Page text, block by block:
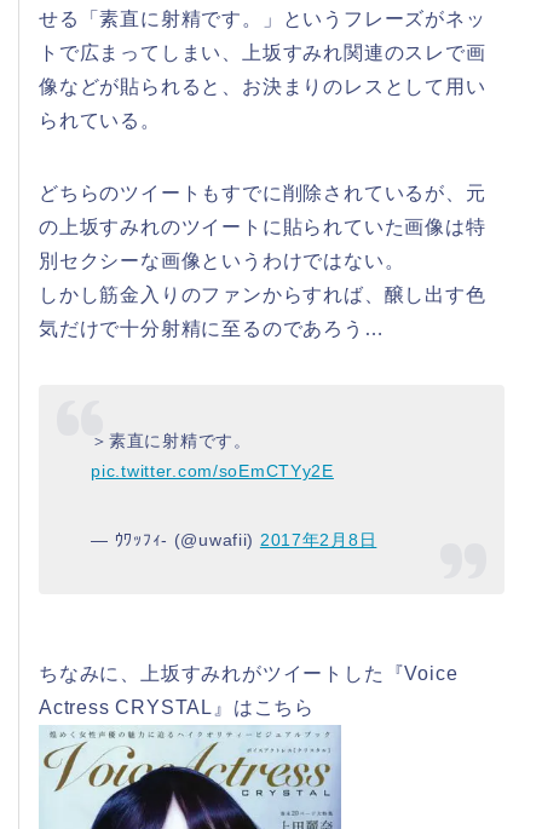
せる「素直に射精です。」というフレーズがネッ
トで広まってしまい、上坂すみれ関連のスレで画
像などが貼られると、お決まりのレスとして用い
られている。
どちらのツイートもすでに削除されているが、元
の上坂すみれのツイートに貼られていた画像は特
別セクシーな画像というわけではない。
しかし筋金入りのファンからすれば、醸し出す色
気だけで十分射精に至るのであろう…
＞素直に射精です。
pic.twitter.com/soEmCTYy2E
— ｳﾜｯﾌｨ- (@uwafii) 2017年2月8日
ちなみに、上坂すみれがツイートした『Voice
Actress CRYSTAL』はこちら